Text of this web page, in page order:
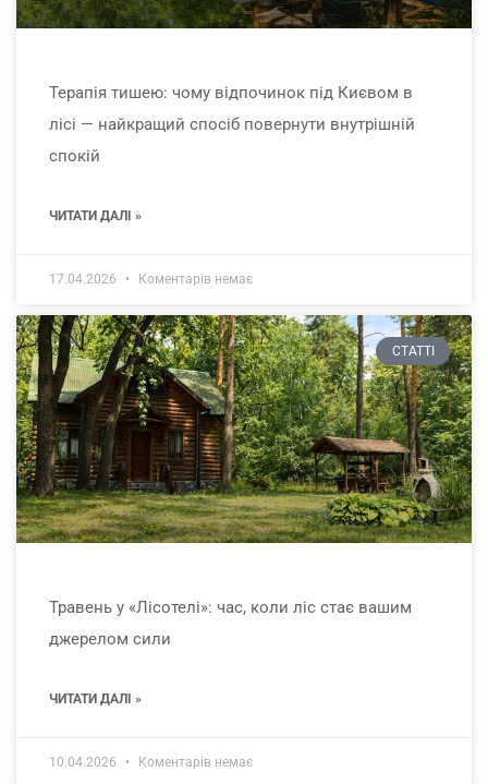
Терапія тишею: чому відпочинок під Києвом в
лісі — найкращий спосіб повернути внутрішній
спокій
ЧИТАТИ ДАЛІ »
17.04.2026 Коментарів немає
СТАТТІ
Травень у «Лісотелі»: час, коли ліс стає вашим
джерелом сили
ЧИТАТИ ДАЛІ »
10.04.2026 Коментарів немає